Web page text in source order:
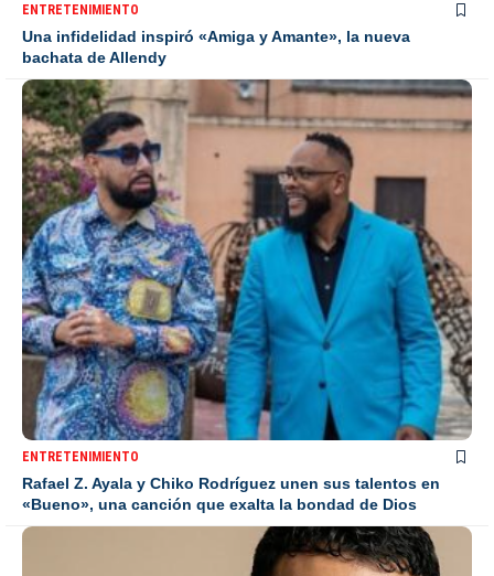
ENTRETENIMIENTO
Una infidelidad inspiró «Amiga y Amante», la nueva
bachata de Allendy
ENTRETENIMIENTO
Rafael Z. Ayala y Chiko Rodríguez unen sus talentos en
«Bueno», una canción que exalta la bondad de Dios